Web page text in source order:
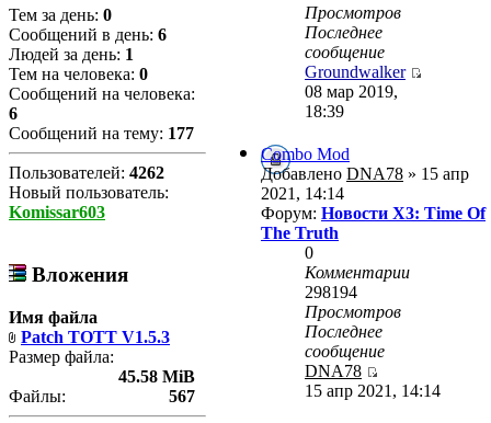
Тем за день: 0
Сообщений в день: 6
Людей за день: 1
Тем на человека: 0
Сообщений на человека:
6
Сообщений на тему: 177
Пользователей: 4262
Новый пользователь:
Komissar603
Вложения
Имя файла
Patch TOTT V1.5.3
Размер файла:
45.58 MiB
Файлы:
567
Просмотров
Последнее
сообщение
Groundwalker
08 мар 2019,
18:39
Combo Mod
Добавлено DNA78 » 15 апр
2021, 14:14
Форум: Новости X3: Time Of
The Truth
0
Комментарии
298194
Просмотров
Последнее
сообщение
DNA78
15 апр 2021, 14:14